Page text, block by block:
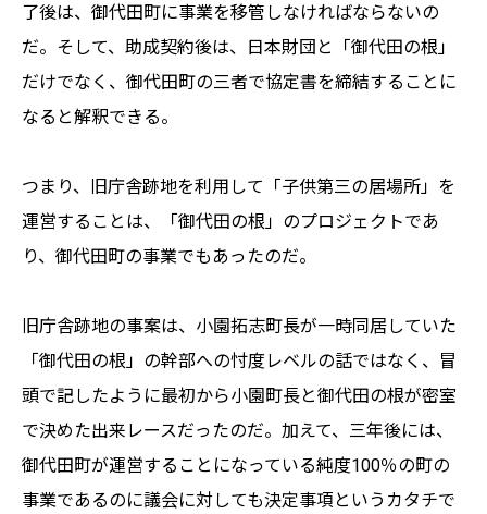
了後は、御代田町に事業を移管しなければならないの
だ。そして、助成契約後は、日本財団と「御代田の根」
だけでなく、御代田町の三者で協定書を締結することに
なると解釈できる。
つまり、旧庁舎跡地を利用して「子供第三の居場所」を
運営することは、「御代田の根」のプロジェクトであ
り、御代田町の事業でもあったのだ。
旧庁舎跡地の事案は、小園拓志町長が一時同居していた
「御代田の根」の幹部への忖度レベルの話ではなく、冒
頭で記したように最初から小園町長と御代田の根が密室
で決めた出来レースだったのだ。加えて、三年後には、
御代田町が運営することになっている純度100％の町の
事業であるのに議会に対しても決定事項というカタチで